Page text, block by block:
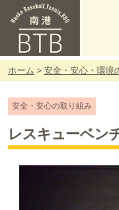
ホーム > 安全・安心・環境
安全・安心の取り組み
レスキューベン